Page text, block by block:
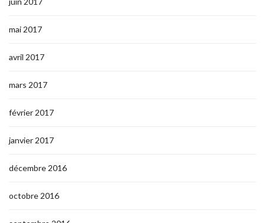
mai 2017
avril 2017
mars 2017
février 2017
janvier 2017
décembre 2016
octobre 2016